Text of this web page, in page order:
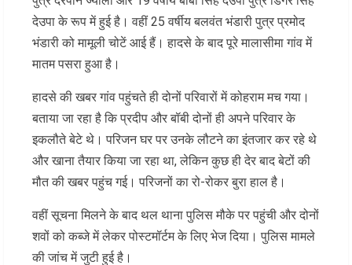
देउपा के रूप में हुई है। वहीं 25 वर्षीय बलवंत भंडारी पुत्र प्रमोद
भंडारी को मामूली चोटें आई हैं। हादसे के बाद पूरे मालासीमा गांव में
मातम पसरा हुआ है।
हादसे की खबर गांव पहुंचते ही दोनों परिवारों में कोहराम मच गया।
बताया जा रहा है कि प्रदीप और बॉबी दोनों ही अपने परिवार के
इकलौते बेटे थे। परिजन घर पर उनके लौटने का इंतजार कर रहे थे
और खाना तैयार किया जा रहा था, लेकिन कुछ ही देर बाद बेटों की
मौत की खबर पहुंच गई। परिजनों का रो-रोकर बुरा हाल है।
वहीं सूचना मिलने के बाद थल थाना पुलिस मौके पर पहुंची और दोनों
शवों को कब्जे में लेकर पोस्टमॉर्टम के लिए भेज दिया। पुलिस मामले
की जांच में जुटी हुई है।